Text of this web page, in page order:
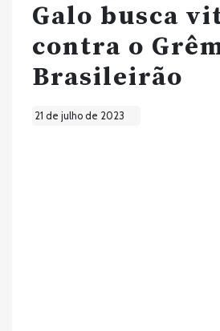
Galo busca
contra o
Brasileirão
21 de julho de 2023